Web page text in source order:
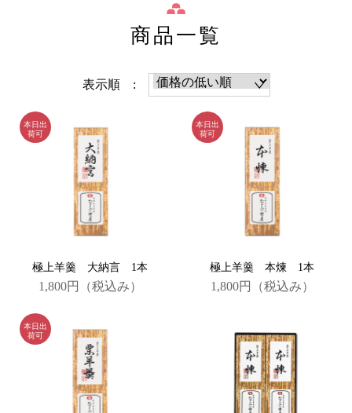
商品一覧
表示順 :
極上羊羹 大納言 1本
1,800円 （税込み）
極上羊羹 本煉 1本
1,800円 （税込み）